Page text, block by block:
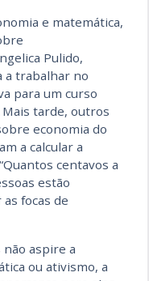
e matemática,
Pulido,
a trabalhar no
para um curso
tarde, outros
economia do
a calcular a
centavos a
estão
focas de
aspire a
ou ativismo, a